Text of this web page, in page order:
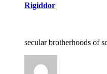
Rigiddor
secular brotherhoods of